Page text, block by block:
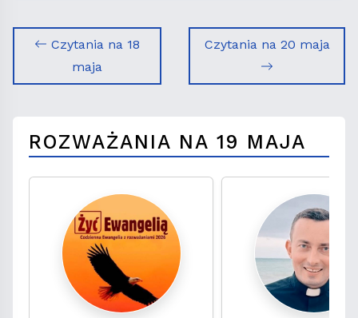
Czytania na 18
maja
Czytania na 20 maja
ROZWAŻANIA NA 19 MAJA